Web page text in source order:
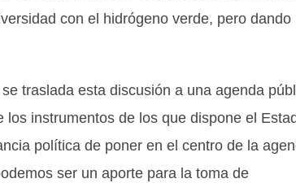
con el hidrógeno verde, pero dando
traslada esta discusión a una agenda
instrumentos de los que dispone el
política de poner en el centro de la
ser un aporte para la toma de